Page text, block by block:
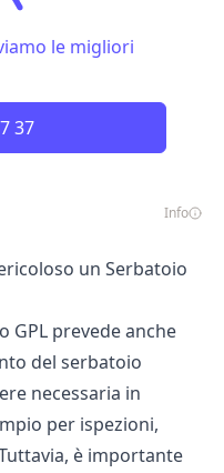
le migliori
37
Info
un Serbatoio
GPL prevede anche
del serbatoio
necessaria in
per ispezioni,
è importante